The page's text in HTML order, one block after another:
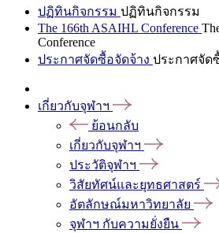
ปฏิทินกิจกรรม ปฏิทินกิจกรรม
The 166th ASAIHL Conference
Conference
ประกาศจัดซื้อจัดจ้าง ประกาศจัด
เกี่ยวกับจุฬาฯ
ย้อนกลับ
เกี่ยวกับจุฬาฯ
ประวัติจุฬาฯ
วิสัยทัศน์และยุทธศาสตร์
อัตลักษณ์มหาวิทยาลัย
จุฬาฯ กับความยั่งยืน